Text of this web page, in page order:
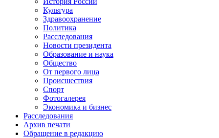
Культура
Здравоохранение
Политика
Расследования
Новости президента
Образование и наука
Общество
От первого лица
Происшествия
Спорт
Фотогалерея
Экономика и бизнес
Расследования
Архив печати
Обращение в редакцию